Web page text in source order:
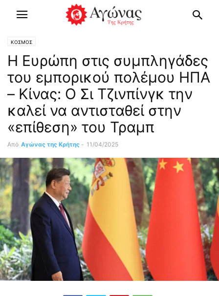
ΚΟΣΜΟΣ
Η Ευρώπη στις συμπληγάδες
του εμπορικού πολέμου ΗΠΑ
– Κίνας: Ο Σι Τζινπίνγκ την
καλεί να αντισταθεί στην
«επίθεση» του Τραμπ
Από Αγώνας της Κρήτης - 11/04/2025